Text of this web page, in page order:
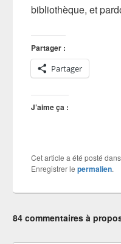
bibliothèque, et
Partager :
Partager
J’aime ça :
Cet article a été posté dans
Enregistrer le permalien.
84 commentaires à